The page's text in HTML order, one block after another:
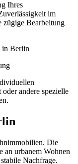
Ihres
im
zügige Bearbeitung
andere spezielle
Die
an urbanem Wohnen
Nachfrage.